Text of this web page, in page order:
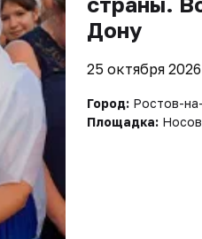
Дону
25 октября 2026
Город: Ростов-
Площадка: